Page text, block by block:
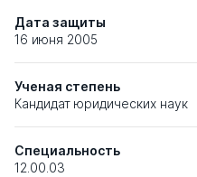
Дата защиты
16 июня 2005
Ученая степень
Кандидат юридических наук
Специальность
12.00.03